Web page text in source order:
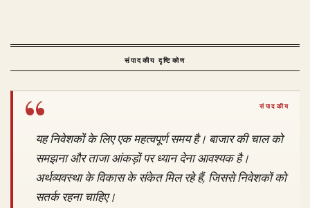
संपादकीय दृष्टिकोण
यह निवेशकों के लिए एक महत्वपूर्ण समय है। बाजार की चाल को
समझना और ताजा आंकड़ों पर ध्यान देना आवश्यक है।
अर्थव्यवस्था के विकास के संकेत मिल रहे हैं, जिससे निवेशकों को
सतर्क रहना चाहिए।